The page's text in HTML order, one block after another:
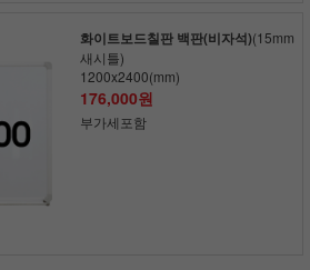
화이트보드칠판 백판(비자석)(15mm
새시틀)
1200x2400(mm)
176,000원
부가세포함